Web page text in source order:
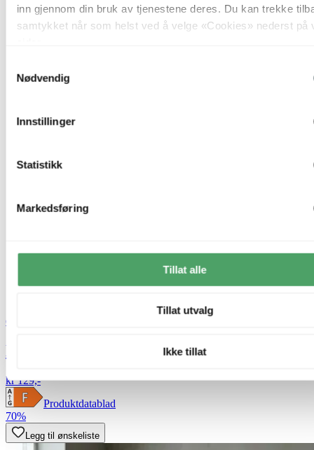
inn gjennom din bruk av tjenestene deres. Du kan trekke
samtykket når som helst ved å velge «Cookies» nederst på
Nødvendig
Innstillinger
Statistikk
Markedsføring
Tillat alle
Tillat utvalg
Ikke tillat
Green Light
LED 14 illum dimbar 8W hvit
kr 129,-
Produktdatablad
70%
Legg til ønskeliste